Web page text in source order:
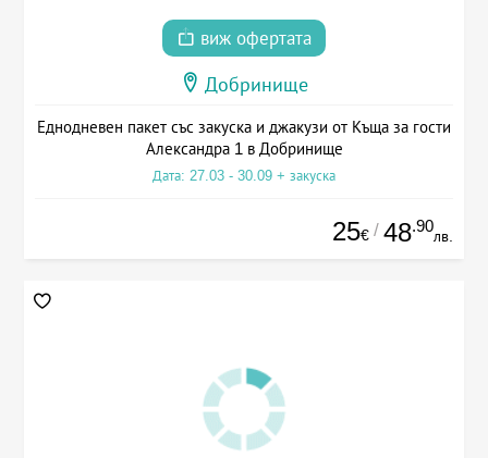
виж офертата
Добринище
Еднодневен пакет със закуска и джакузи от Къща за гости
Александра 1 в Добринище
Дата: 27.03 - 30.09 + закуска
25€ / 48.90
лв.